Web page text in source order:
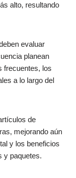
alto, resultando
evaluar
planean
frecuentes, los
a lo largo del
de
mejorando aún
y los beneficios
y paquetes.